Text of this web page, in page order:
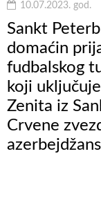
10.07.2023. god.
Sankt
domaćin
fudbalskog
koji
Zenita iz
Crvene